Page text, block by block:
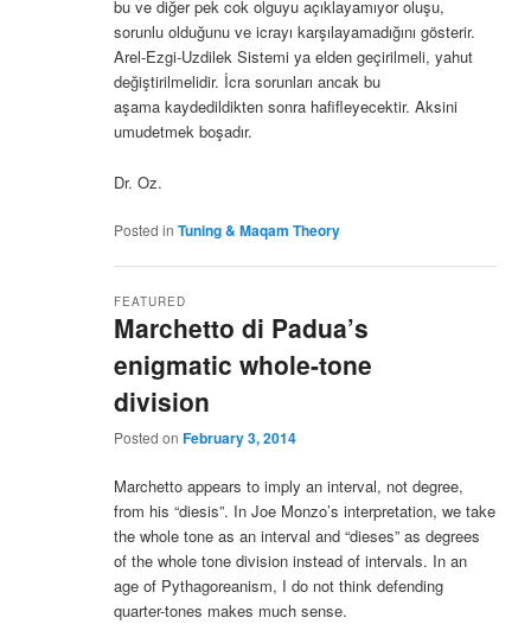
bu ve diğer pek cok olguyu açıklayamıyor oluşu,
sorunlu olduğunu ve icrayı karşılayamadığını gösterir.
Arel-Ezgi-Uzdilek Sistemi ya elden geçirilmeli, yahut
değiştirilmelidir. İcra sorunları ancak bu
aşama kaydedildikten sonra hafifleyecektir. Aksini
umudetmek boşadır.
Dr. Oz.
Posted in Tuning & Maqam Theory
Marchetto di Padua’s
enigmatic whole-tone
division
FEATURED
Posted onFebruary 3, 2014
Marchetto appears to imply an interval, not degree,
from his “diesis”. In Joe Monzo’s interpretation, we take
the whole tone as an interval and “dieses” as degrees
of the whole tone division instead of intervals. In an
age of Pythagoreanism, I do not think defending
quarter-tones makes much sense.